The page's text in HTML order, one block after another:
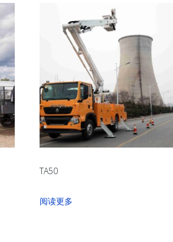
TA50
阅读更多